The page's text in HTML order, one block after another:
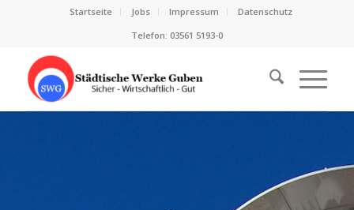
Startseite Jobs Impressum
Datenschutz
Telefon: 03561 5193-0